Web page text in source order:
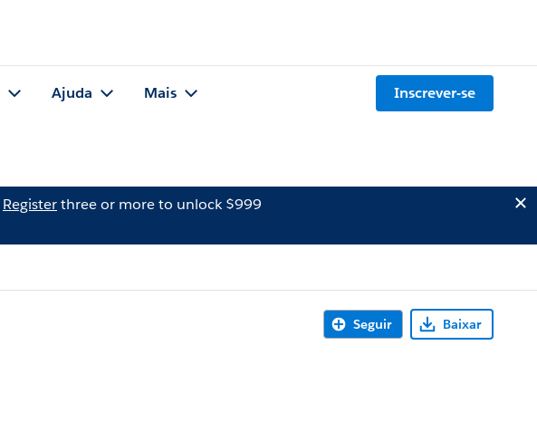
Ajuda Mais Inscrever-se
Registerthree or more to unlock $999
Seguir Baixar